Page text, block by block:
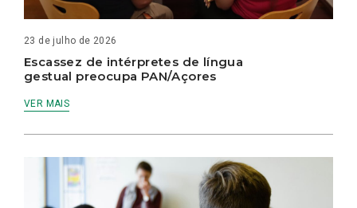
23 de julho de 2026
Escassez de intérpretes de língua
gestual preocupa PAN/Açores
VER MAIS